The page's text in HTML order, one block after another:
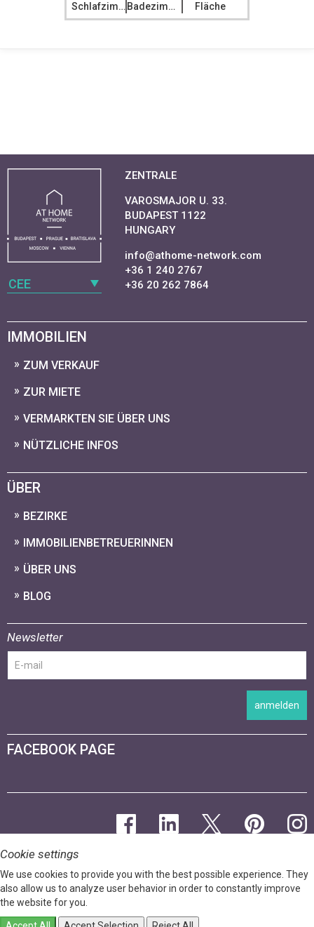
Schlafzimmer
Badezimmer
Fläche
CEE
ZENTRALE
VAROSMAJOR U. 33.
BUDAPEST 1122
HUNGARY
info@athome-network.com
+36 1 240 2767
+36 20 262 7864
IMMOBILIEN
ZUM VERKAUF
ZUR MIETE
VERMARKTEN SIE ÜBER UNS
NÜTZLICHE INFOS
ÜBER
BEZIRKE
IMMOBILIENBETREUERINNEN
ÜBER UNS
BLOG
Newsletter
anmelden
FACEBOOK PAGE
Cookie settings
We use cookies to provide you with the best possible experience. They
also allow us to analyze user behavior in order to constantly improve
the website for you.